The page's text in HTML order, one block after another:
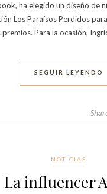
ha elegido un diseño de
Los Paraísos Perdidos
premios. Para la ocasión,
SEGUIR LEYENDO
NOTICIAS
La influencer